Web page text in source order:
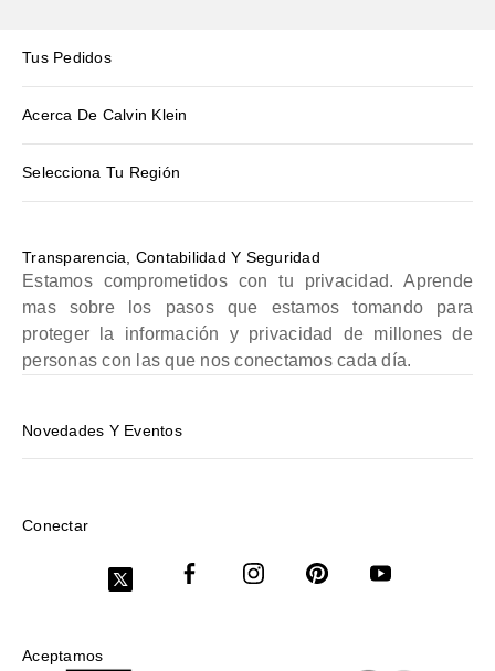
Tus Pedidos
Acerca De Calvin Klein
Selecciona Tu Región
Transparencia, Contabilidad Y Seguridad
Estamos comprometidos con tu privacidad. Aprende
mas sobre los pasos que estamos tomando para
proteger la información y privacidad de millones de
personas con las que nos conectamos cada día.
Novedades Y Eventos
Conectar
Aceptamos